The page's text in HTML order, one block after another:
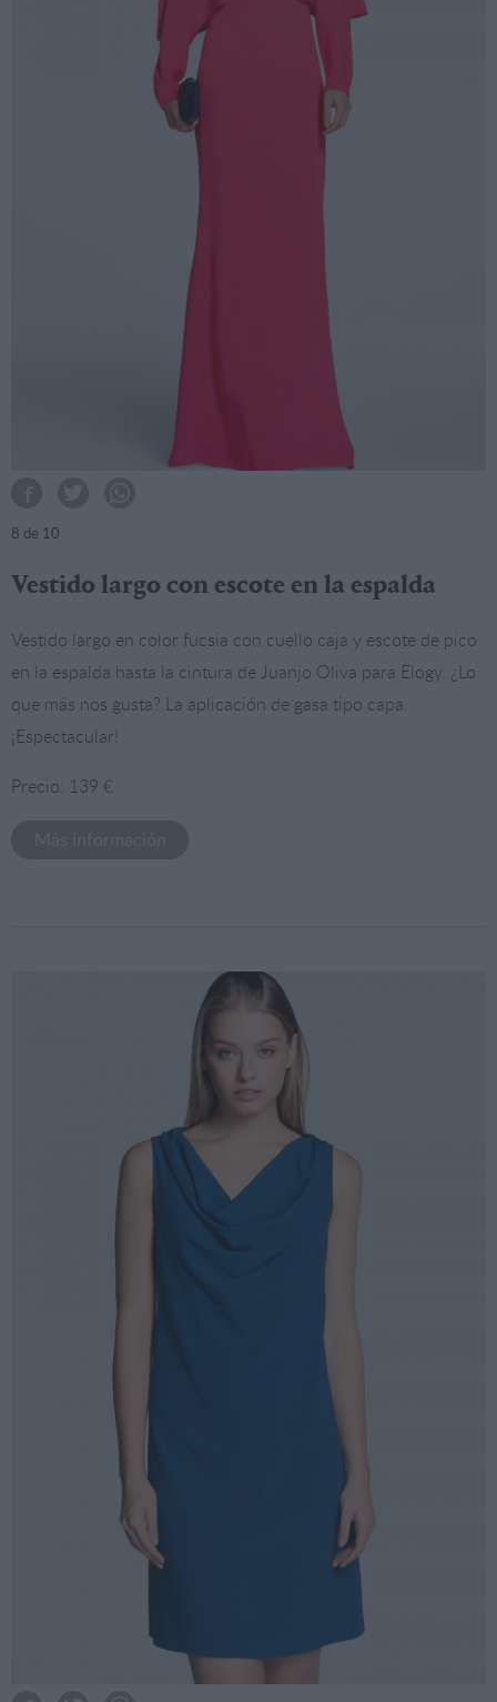
8 de 10
Vestido largo con escote en la espalda
Vestido largo en color fucsia con cuello caja y escote de pico
en la espalda hasta la cintura de Juanjo Oliva para Elogy. ¿Lo
que más nos gusta? La aplicación de gasa tipo capa.
¡Espectacular!
Precio: 139 €